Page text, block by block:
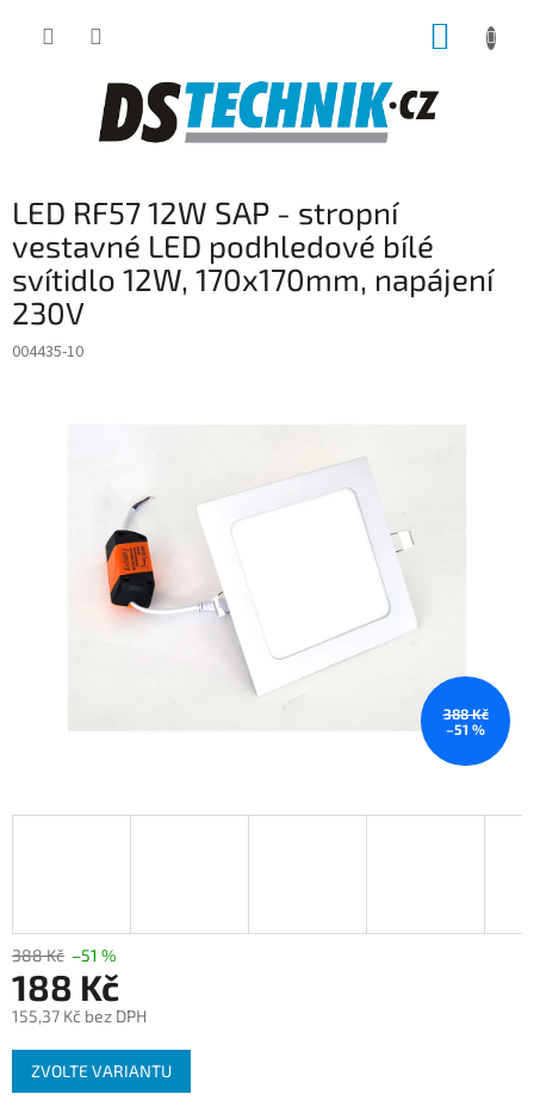
LED RF57 12W SAP - stropní
vestavné LED podhledové bílé
svítidlo 12W, 170x170mm, napájení
230V
004435-10
388 Kč
–51 %
388 Kč –51 %
188 Kč
155,37 Kč bez DPH
Měrná
cena:
ZVOLTE VARIANTU